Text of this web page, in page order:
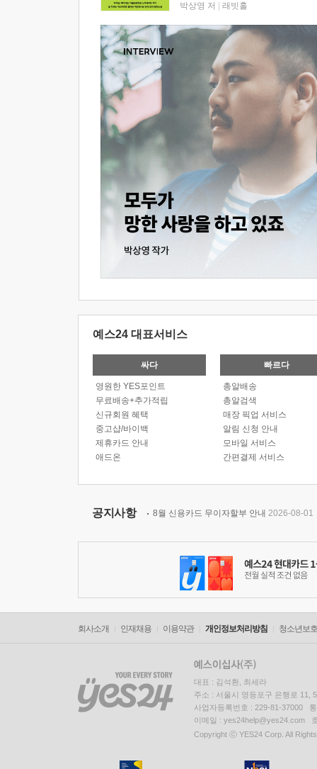
박상영 저 래빗홀
예스24 대표서비스
싸다
영원한 YES포인트
무료배송+추가적립
신규회원 혜택
중고샵/바이백
제휴카드 안내
애드온
빠르다
총알배송
총알검색
매장 픽업 서비스
알림 신청 안내
모바일 서비스
간편결제 서비스
공지사항 8월 신용카드 무이자할부 안내 2026-08-01
회사소개 인재채용 이용약관 개인정보처리방침 청소년보
대표 : 김석환, 최세라
주소 : 서울시 영등포구 은행로 11,
사업자등록번호 : 229-81-37000
이메일 : yes24help@yes24.com
Copyright ⓒ YES24 Corp. All